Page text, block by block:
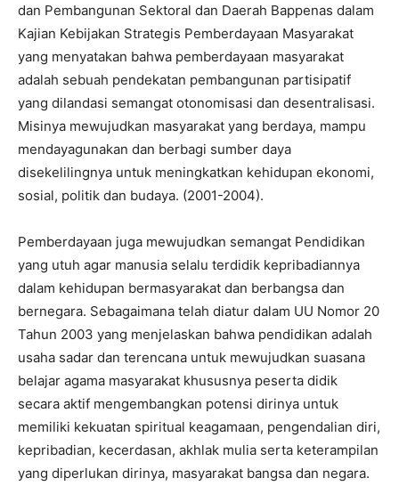
dan Pembangunan Sektoral dan Daerah Bappenas dalam
Kajian Kebijakan Strategis Pemberdayaan Masyarakat
yang menyatakan bahwa pemberdayaan masyarakat
adalah sebuah pendekatan pembangunan partisipatif
yang dilandasi semangat otonomisasi dan desentralisasi.
Misinya mewujudkan masyarakat yang berdaya, mampu
mendayagunakan dan berbagi sumber daya
disekelilingnya untuk meningkatkan kehidupan ekonomi,
sosial, politik dan budaya. (2001-2004).
Pemberdayaan juga mewujudkan semangat Pendidikan
yang utuh agar manusia selalu terdidik kepribadiannya
dalam kehidupan bermasyarakat dan berbangsa dan
bernegara. Sebagaimana telah diatur dalam UU Nomor 20
Tahun 2003 yang menjelaskan bahwa pendidikan adalah
usaha sadar dan terencana untuk mewujudkan suasana
belajar agama masyarakat khususnya peserta didik
secara aktif mengembangkan potensi dirinya untuk
memiliki kekuatan spiritual keagamaan, pengendalian diri,
kepribadian, kecerdasan, akhlak mulia serta keterampilan
yang diperlukan dirinya, masyarakat bangsa dan negara.